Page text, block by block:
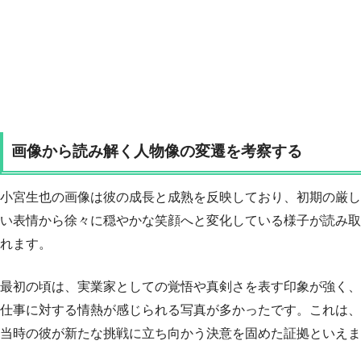
画像から読み解く人物像の変遷を考察する
小宮生也の画像は彼の成長と成熟を反映しており、初期の厳し
い表情から徐々に穏やかな笑顔へと変化している様子が読み取
れます。
最初の頃は、実業家としての覚悟や真剣さを表す印象が強く、
仕事に対する情熱が感じられる写真が多かったです。これは、
当時の彼が新たな挑戦に立ち向かう決意を固めた証拠といえま